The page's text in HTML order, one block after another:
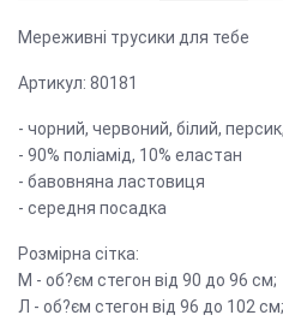
Мереживні трусики для тебе
Артикул: 80181
- чорний, червоний, білий,
- 90% поліамід, 10% еластан
- бавовняна ластовиця
- середня посадка
Розмірна сітка:
М - об?єм стегон від 90 до 96 см;
Л - об?єм стегон від 96 до 102 см;